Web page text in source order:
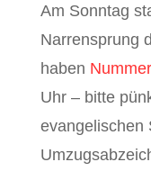
Am Sonntag
Narrensprung
haben
Uhr – bitte
evangelischen